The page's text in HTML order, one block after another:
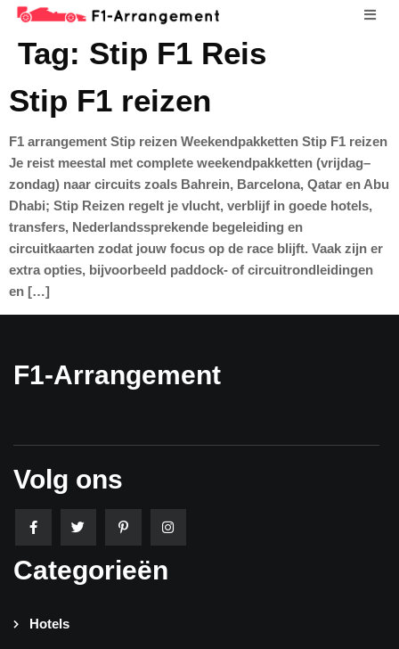
Tag: Stip F1 Reis
Stip F1 reizen
F1 arrangement Stip reizen Weekendpakketten Stip F1 reizen
Je reist meestal met complete weekendpakketten (vrijdag–
zondag) naar circuits zoals Bahrein, Barcelona, Qatar en Abu
Dhabi; Stip Reizen regelt je vlucht, verblijf in goede hotels,
transfers, Nederlandssprekende begeleiding en
circuitkaarten zodat jouw focus op de race blijft. Vaak zijn er
extra opties, bijvoorbeeld paddock- of circuitrondleidingen
en […]
F1-Arrangement
Volg ons
Categorieën
Hotels